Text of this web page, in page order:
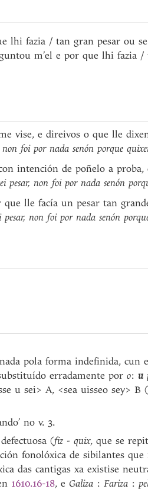
lhi fazia / tan gran pesar ou
m’el e por que lhi fazia /
vise, e direivos o que lle
non foi por nada senón porque
intención de poñelo a proba,
pesar, non foi por nada senón
lle facía un pesar tan
pesar, non foi por nada senón
pola forma indefinida,
erradamente por o: u
u sei> A, <sea uisseo sey> B (
no v. 3.
(fiz - quix, que se
fonolóxica de sibilantes
das cantigas xa existise
1610.16-18, e Galiza : Fariza :